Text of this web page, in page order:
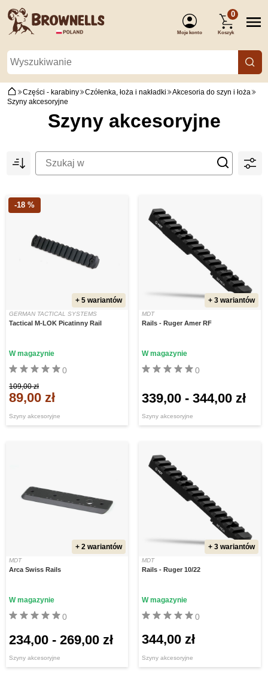
Moje konto
0
Koszyk
Części - karabiny Czółenka, łoża i nakładki
Akcesoria do szyn i łoża
Szyny akcesoryjne
Szyny akcesoryjne
-18 %
+ 5 wariantów
GERMAN TACTICAL SYSTEMS
Tactical M-LOK Picatinny Rail
Szyny akcesoryjne
0
W magazynie
109,00 zł
89,00 zł
+ 3 wariantów
MDT
Rails - Ruger Amer RF
Szyny akcesoryjne
0
W magazynie
339,00 - 344,00 zł
+ 2 wariantów
MDT
Arca Swiss Rails
Szyny akcesoryjne
0
W magazynie
234,00 - 269,00 zł
+ 3 wariantów
MDT
Rails - Ruger 10/22
Szyny akcesoryjne
0
W magazynie
344,00 zł